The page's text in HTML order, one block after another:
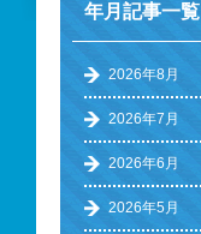
年月記事一覧
2026年8月
2026年7月
2026年6月
2026年5月